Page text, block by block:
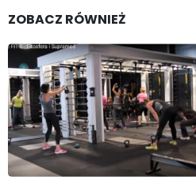
ZOBACZ RÓWNIEŻ